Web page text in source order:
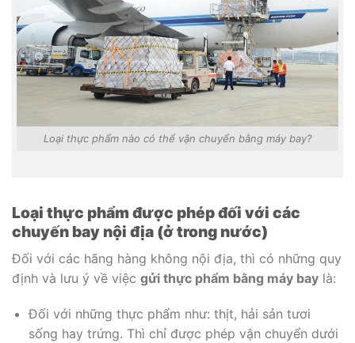
Loại thực phẩm nào có thể vận chuyển bằng máy bay?
Loại thực phẩm được phép đối với các
chuyến bay nội địa (ở trong nước)
Đối với các hãng hàng không nội địa, thì có những quy
định và lưu ý về việc gửi thực phẩm bằng máy bay là:
Đối với những thực phẩm như: thịt, hải sản tươi
sống hay trứng. Thì chỉ được phép vận chuyển dưới